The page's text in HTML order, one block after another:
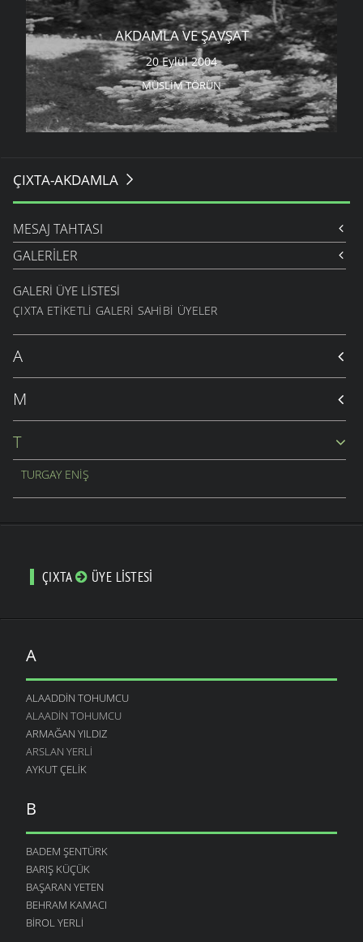
AKDAMLA VE ŞAVŞAT
20 Eylül 2004
MÜSLIM TÖRÜN
ÇIXTA-AKDAMLA
MESAJ TAHTASI
GALERILER
GALERI ÜYE LISTESI
ÇIXTA ETIKETLI GALERI SAHIBI ÜYELER
A
M
T
TURGAY ENIŞ
ÇIXTA ÜYE LISTESI
A
ALAADDIN TOHUMCU
ALAADIN TOHUMCU
ARMAĞAN YILDIZ
ARSLAN YERLI
AYKUT ÇELIK
B
BADEM ŞENTÜRK
BARIŞ KÜÇÜK
BAŞARAN YETEN
BEHRAM KAMACI
BIROL YERLI